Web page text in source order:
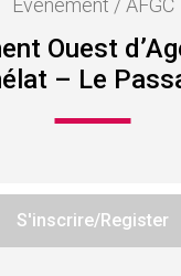
Ouest
– Le
S'inscrire/Register